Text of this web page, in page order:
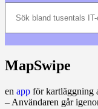
bland
och
datatermer
MapSwipe
en app för kartläggning
– Användaren går